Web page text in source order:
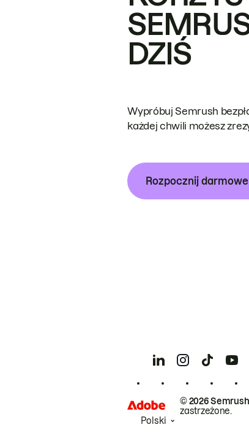
DZIŚ
Wypróbuj Semrush
każdej chwili możesz
Rozpocznij
© 2026
zastrzeżone.
Polski